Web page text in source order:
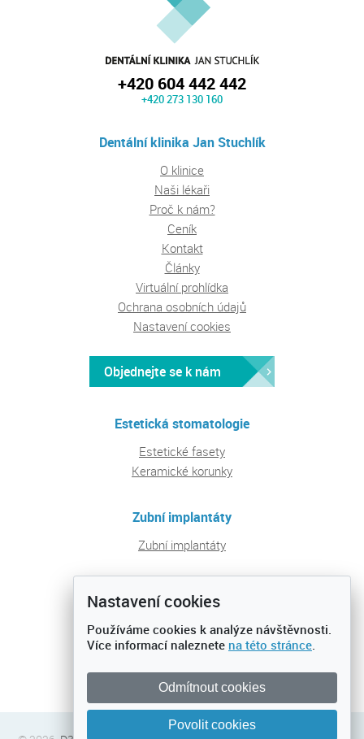
+420 604 442 442
+420 273 130 160
Dentální klinika Jan Stuchlík
O klinice
Naši lékaři
Proč k nám?
Ceník
Kontakt
Články
Virtuální prohlídka
Ochrana osobních údajů
Nastavení cookies
Objednejte se k nám
Estetická stomatologie
Estetické fasety
Keramické korunky
Zubní implantáty
Zubní implantáty
Pravidelná péče a prevence
Preventivní prohlídky
Nastavení cookies
Používáme cookies k analýze návštěvnosti.
Více informací naleznete na této stránce.
Odmítnout cookies
Povolit cookies